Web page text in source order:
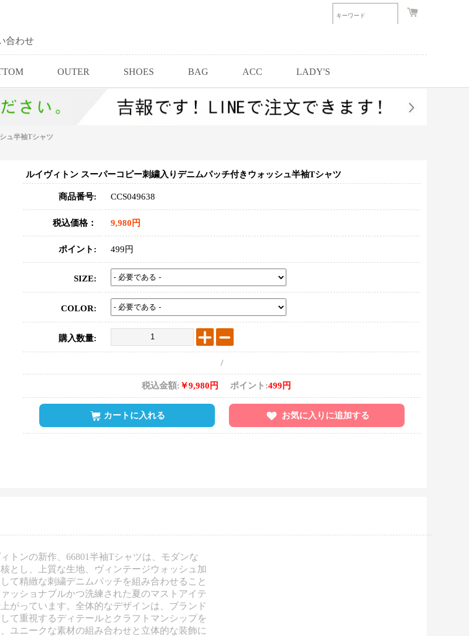
合わせ
OUTER SHOES BAG ACC LADY'S
ュ半袖Tシャツ
ルイヴィトン スーパーコピー刺繍入りデニムパッチ付きウォッシュ半袖Tシャツ
商品番号: CCS049638
税込価格： 9,980円
ポイント: 499円
SIZE:
COLOR:
購入数量:
/
税込金額: ￥9,980円 ポイント:499円
カートに入れる お気に入りに追加する
トンの新作、66801半袖Tシャツは、モダンな
とし、上質な生地、ヴィンテージウォッシュ加
て精緻な刺繍デニムパッチを組み合わせること
ッショナブルかつ洗練された夏のマストアイテ
がっています。全体的なデザインは、ブランド
て重視するディテールとクラフトマンシップを
ユニークな素材の組み合わせと立体的な装飾に